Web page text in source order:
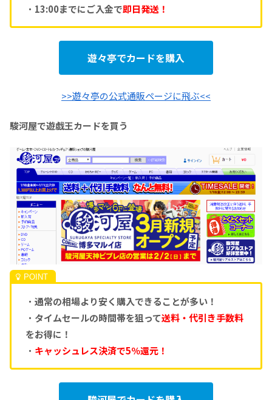
・ 13:00までにご入金で即日発送！
遊々亭でカードを購入
>>遊々亭の公式通販ページに飛ぶ<<
駿河屋で遊戯王カードを買う
・ 通常の相場より安く購入できることが多い！
・ タイムセールの時間帯を狙って送料・代引き手数料
をお得に！
・ キャッシュレス決済で5％還元！